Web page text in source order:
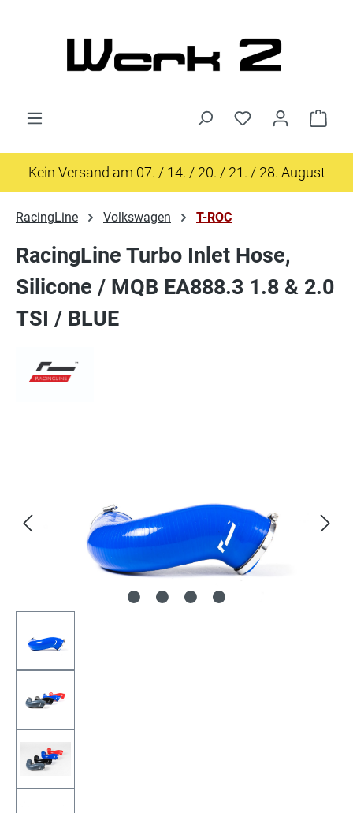
Kein Versand am 07. / 14. / 20. / 21. / 28. August
RacingLine Volkswagen T-ROC
RacingLine Turbo Inlet Hose,
Silicone / MQB EA888.3 1.8 & 2.0
TSI / BLUE